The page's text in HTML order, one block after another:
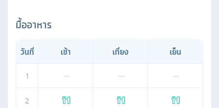
มื้ออาหาร
วันที่ เช้า เที่ยง
เย็น
1
— —
—
2